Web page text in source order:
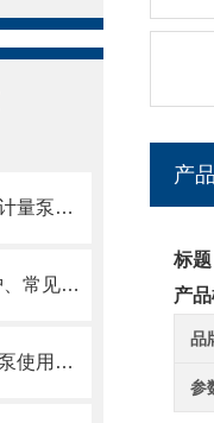
赛高MM1/MM2 系列电机驱动计量泵使用注意事项
SUNTEX电导率仪的日常维护、常见故障排查与传感器保养
MM1/MM2 系列电机驱动计量泵使用注意事项
产
标
产
品
参